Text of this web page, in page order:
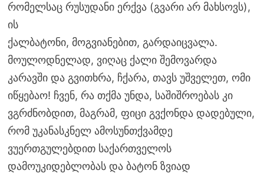
რომელსაც რუსუდანი ერქვა (გვარი არ მახსოვს),
ის
ქალბატონი, მოგვიანებით, გარდაიცვალა.
მოულოდნელად, ვიღაც ქალი შემოვარდა
კარავში და გვითხრა, ჩქარა, თავს უშველეთ, ომი
იწყებაო! ჩვენ, რა თქმა უნდა, საშიშროებას კი
ვგრძნობდით, მაგრამ, ფიცი გვქონდა დადებული,
რომ უკანასკნელ ამოსუნთქვამდე
ვუერთგულებდით საქართველოს
დამოუკიდებლობას და ბატონ ზვიად